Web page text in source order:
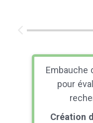
Embauche
pour
Création